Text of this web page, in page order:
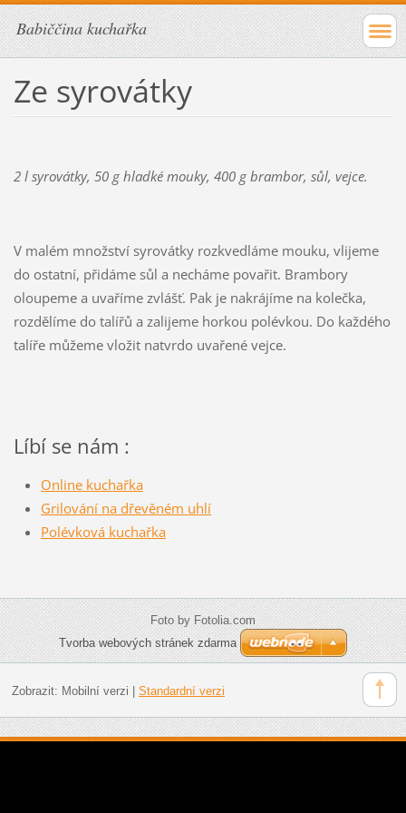
Babiččina kuchařka
Ze syrovátky
2 l syrovátky, 50 g hladké mouky, 400 g brambor, sůl, vejce.
V malém množství syrovátky rozkvedláme mouku, vlijeme
do ostatní, přidáme sůl a necháme povařit. Brambory
oloupeme a uvaříme zvlášť. Pak je nakrájíme na kolečka,
rozdělíme do talířů a zalijeme horkou polévkou. Do každého
talíře můžeme vložit natvrdo uvařené vejce.
Líbí se nám :
Online kuchařka
Grilování na dřevěném uhlí
Polévková kuchařka
Foto by Fotolia.com
Tvorba webových stránek zdarma
Zobrazit: Mobilní verzi Standardní verzi